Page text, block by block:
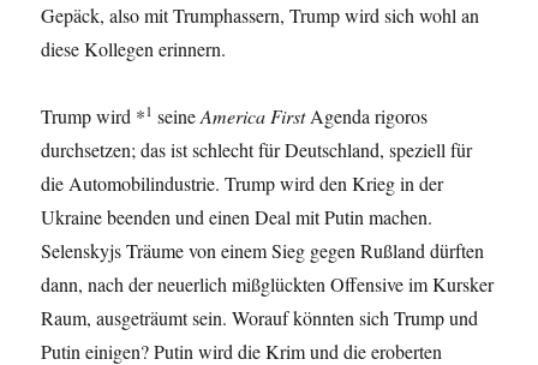
Gepäck, also mit Trumphassern, Trump wird sich wohl an
diese Kollegen erinnern.
Trump wird *1 seineAmerica FirstAgenda rigoros
durchsetzen; das ist schlecht für Deutschland, speziell für
die Automobilindustrie. Trump wird den Krieg in der
Ukraine beenden und einen Deal mit Putin machen.
Selenskyjs Träume von einem Sieg gegen Rußland dürften
dann, nach der neuerlich mißglückten Offensive im Kursker
Raum, ausgeträumt sein. Worauf könnten sich Trump und
Putin einigen? Putin wird die Krim und die eroberten